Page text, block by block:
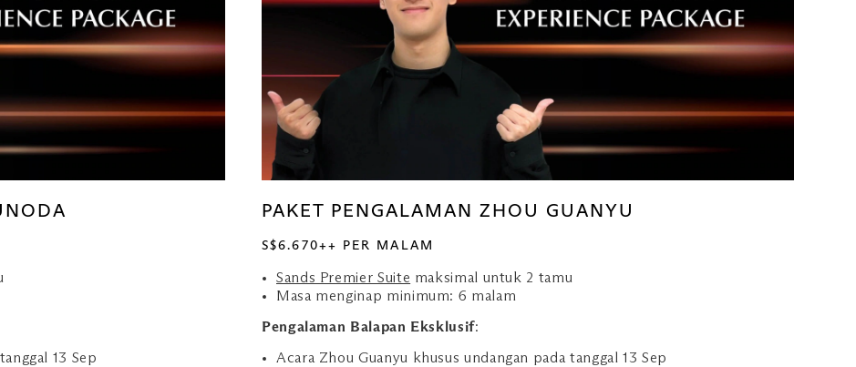
13 Sep
PAKET PENGALAMAN ZHOU GUANYU
S$6.670++ PER MALAM
Sands Premier Suite maksimal untuk 2 tamu
Masa menginap minimum: 6 malam
Pengalaman Balapan Eksklusif:
Acara Zhou Guanyu khusus undangan pada tanggal 13 Sep